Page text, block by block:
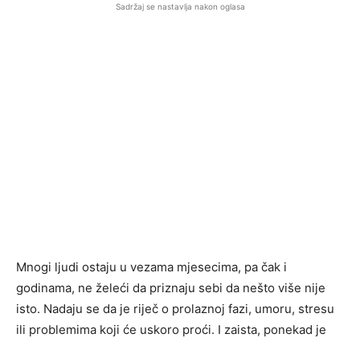
Sadržaj se nastavlja nakon oglasa
Mnogi ljudi ostaju u vezama mjesecima, pa čak i
godinama, ne želeći da priznaju sebi da nešto više nije
isto. Nadaju se da je riječ o prolaznoj fazi, umoru, stresu
ili problemima koji će uskoro proći. I zaista, ponekad je